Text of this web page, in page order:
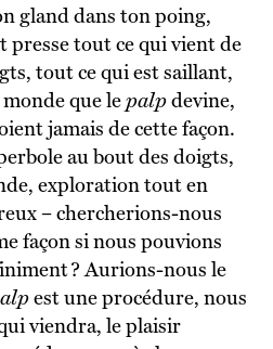
gland dans ton poing,
presse tout ce qui vient de
tout ce qui est saillant,
que lepalpdevine,
jamais de cette façon.
au bout des doigts,
exploration tout en
– chercherions-nous
façon si nous pouvions
? Aurions-nous le
est une procédure, nous
viendra, le plaisir